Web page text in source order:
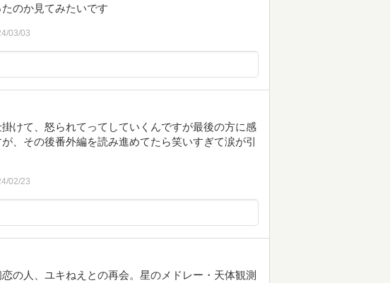
のか見てみたいです
03/03
けて、怒られてってしていくんですが最後の方に感
、その後番外編を読み進めてたら笑いすぎて涙が引
02/23
の人、ユキねえとの再会。星のメドレー・天体観測